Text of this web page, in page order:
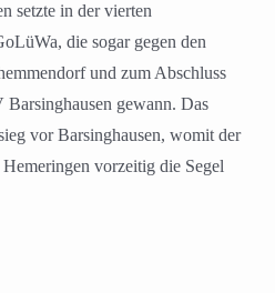
setzte in der vierten
die sogar gegen den
und zum Abschluss
gewann. Das
vor Barsinghausen, womit der
vorzeitig die Segel